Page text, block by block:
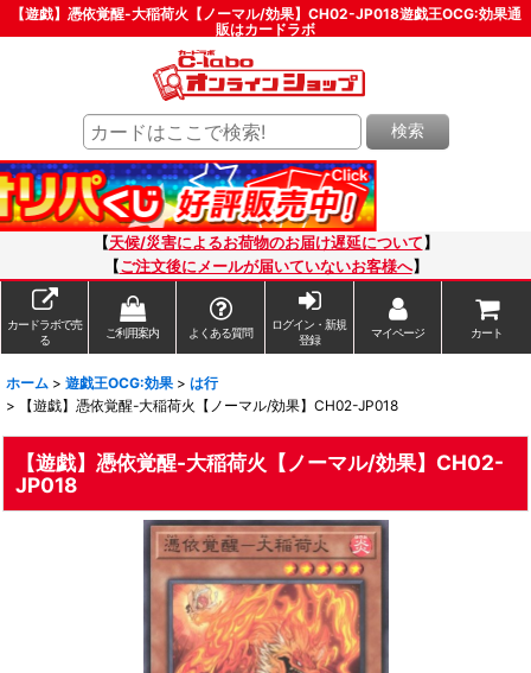
【遊戯】憑依覚醒-大稲荷火【ノーマル/効果】CH02-JP018遊戯王OCG:効果通
販はカードラボ
検索
【天候/災害によるお荷物のお届け遅延について 】
【ご注文後にメールが届いていないお客様へ】
カードラボで売
る
ご利用案内 よくある質問
ログイン・新規
登録
マイページ カート
ホーム > 遊戯王OCG:効果 > は行
>
【遊戯】憑依覚醒-大稲荷火【ノーマル/効果】CH02-JP018
【遊戯】憑依覚醒-大稲荷火【ノーマル/効果】CH02-
JP018